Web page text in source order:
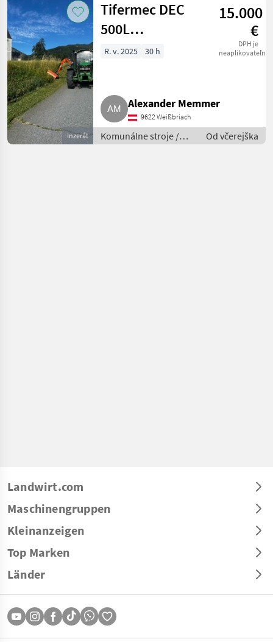
snehové frézy
Inzerát
Tifermec DEC
500L
Böschungsmäher,
15.000
€
DPH je
neaplikovateľné
R. v. 2025 30 h
Alexander Memmer
9622 Weißbriach
Komunálne stroje /
Spádová kosačka
Od včerejška
Landwirt.com
Maschinengruppen
Kleinanzeigen
Top Marken
Länder